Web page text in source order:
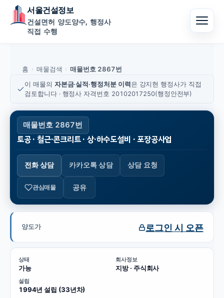
서울건설정보
건설면허 양도양수, 행정사
직접 수행
홈 › 매물검색 › 매물번호 2867번
이 매물의 자본금·실적·행정처분 이력 은 강지현 행정사가 직접
검토합니다 · 행정사 자격번호 20102017250(행정안전부)
매물번호 2867번
토공 · 철근·콘크리트 · 상·하수도설비 · 포장공사업
전화 상담 카카오톡 상담 상담 요청
관심매물 공유
양도가 로그인 시 오픈
상태
가능
회사정보
지방 · 주식회사
설립
1994년 설립 (33년차)